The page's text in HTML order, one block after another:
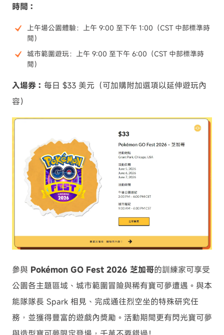
時間：
上午場公園體驗：上午 9:00 至下午 1:00（CST 中部標準時
間）
城市範圍遊玩：上午 9:00 至下午 6:00（CST 中部標準時
間）
入場券： 每日 $33 美元（可加購附加選項以延伸遊玩內
容）
參與 Pokémon GO Fest 2026 芝加哥的訓練家可享受
公園各主題區域、城市範圍冒險與稀有寶可夢遭遇。與本
能隊隊長 Spark 相見、完成通往烈空坐的特殊研究任
務，並獲得豐富的遊戲內獎勵。活動期間更有閃光寶可夢